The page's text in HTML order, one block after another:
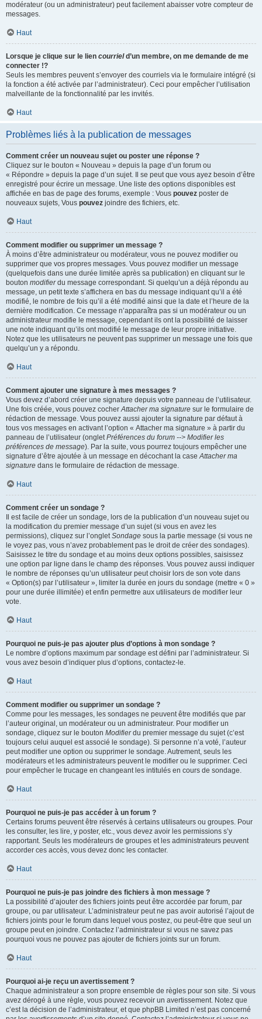
modérateur (ou un administrateur) peut facilement abaisser votre compteur de
messages.
Haut
Lorsque je clique sur le lien courrield’un membre, on me demande de me
connecter !?
Seuls les membres peuvent s’envoyer des courriels via le formulaire intégré (si
la fonction a été activée par l’administrateur). Ceci pour empêcher l’utilisation
malveillante de la fonctionnalité par les invités.
Haut
Problèmes liés à la publication de messages
Comment créer un nouveau sujet ou poster une réponse ?
Cliquez sur le bouton « Nouveau » depuis la page d’un forum ou
« Répondre » depuis la page d’un sujet. Il se peut que vous ayez besoin d’être
enregistré pour écrire un message. Une liste des options disponibles est
affichée en bas de page des forums, exemple : Vous pouvez poster de
nouveaux sujets, Vous pouvez joindre des fichiers, etc.
Haut
Comment modifier ou supprimer un message ?
À moins d’être administrateur ou modérateur, vous ne pouvez modifier ou
supprimer que vos propres messages. Vous pouvez modifier un message
(quelquefois dans une durée limitée après sa publication) en cliquant sur le
bouton modifierdu message correspondant. Si quelqu’un a déjà répondu au
message, un petit texte s’affichera en bas du message indiquant qu’il a été
modifié, le nombre de fois qu’il a été modifié ainsi que la date et l’heure de la
dernière modification. Ce message n’apparaîtra pas si un modérateur ou un
administrateur modifie le message, cependant ils ont la possibilité de laisser
une note indiquant qu’ils ont modifié le message de leur propre initiative.
Notez que les utilisateurs ne peuvent pas supprimer un message une fois que
quelqu’un y a répondu.
Haut
Comment ajouter une signature à mes messages ?
Vous devez d’abord créer une signature depuis votre panneau de l’utilisateur.
Une fois créée, vous pouvez cocherAttacher ma signature sur le formulaire de
rédaction de message. Vous pouvez aussi ajouter la signature par défaut à
tous vos messages en activant l’option « Attacher ma signature » à partir du
panneau de l’utilisateur (ongletPréférences du forum --> Modifier les
préférences de message). Par la suite, vous pourrez toujours empêcher une
signature d’être ajoutée à un message en décochant la caseAttacher ma
signature dans le formulaire de rédaction de message.
Haut
Comment créer un sondage ?
Il est facile de créer un sondage, lors de la publication d’un nouveau sujet ou
la modification du premier message d’un sujet (si vous en avez les
permissions), cliquez sur l’ongletSondage sous la partie message (si vous ne
le voyez pas, vous n’avez probablement pas le droit de créer des sondages).
Saisissez le titre du sondage et au moins deux options possibles, saisissez
une option par ligne dans le champ des réponses. Vous pouvez aussi indiquer
le nombre de réponses qu’un utilisateur peut choisir lors de son vote dans
« Option(s) par l’utilisateur », limiter la durée en jours du sondage (mettre « 0 »
pour une durée illimitée) et enfin permettre aux utilisateurs de modifier leur
vote.
Haut
Pourquoi ne puis-je pas ajouter plus d’options à mon sondage ?
Le nombre d’options maximum par sondage est défini par l’administrateur. Si
vous avez besoin d’indiquer plus d’options, contactez-le.
Haut
Comment modifier ou supprimer un sondage ?
Comme pour les messages, les sondages ne peuvent être modifiés que par
l’auteur original, un modérateur ou un administrateur. Pour modifier un
sondage, cliquez sur le bouton Modifierdu premier message du sujet (c’est
toujours celui auquel est associé le sondage). Si personne n’a voté, l’auteur
peut modifier une option ou supprimer le sondage. Autrement, seuls les
modérateurs et les administrateurs peuvent le modifier ou le supprimer. Ceci
pour empêcher le trucage en changeant les intitulés en cours de sondage.
Haut
Pourquoi ne puis-je pas accéder à un forum ?
Certains forums peuvent être réservés à certains utilisateurs ou groupes. Pour
les consulter, les lire, y poster, etc., vous devez avoir les permissions s’y
rapportant. Seuls les modérateurs de groupes et les administrateurs peuvent
accorder ces accès, vous devez donc les contacter.
Haut
Pourquoi ne puis-je pas joindre des fichiers à mon message ?
La possibilité d’ajouter des fichiers joints peut être accordée par forum, par
groupe, ou par utilisateur. L’administrateur peut ne pas avoir autorisé l’ajout de
fichiers joints pour le forum dans lequel vous postez, ou peut-être que seul un
groupe peut en joindre. Contactez l’administrateur si vous ne savez pas
pourquoi vous ne pouvez pas ajouter de fichiers joints sur un forum.
Haut
Pourquoi ai-je reçu un avertissement ?
Chaque administrateur a son propre ensemble de règles pour son site. Si vous
avez dérogé à une règle, vous pouvez recevoir un avertissement. Notez que
c’est la décision de l’administrateur, et que phpBB Limited n’est pas concerné